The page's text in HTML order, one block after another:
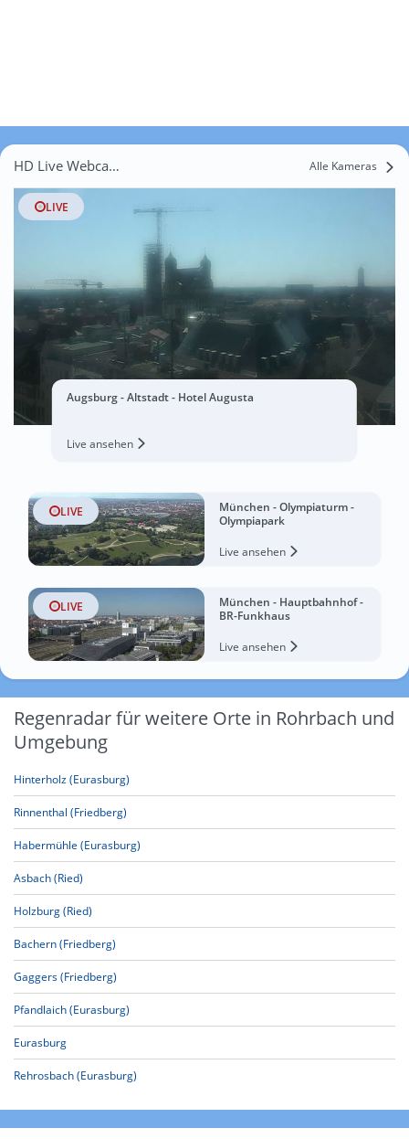
HD Live Webcams Rohrbach Alle Kameras
LIVE
Augsburg - Altstadt - Hotel Augusta
Live ansehen
LIVE
München - Olympiaturm -
Olympiapark
Live ansehen
LIVE
München - Hauptbahnhof -
BR-Funkhaus
Live ansehen
Regenradar für weitere Orte in Rohrbach und
Umgebung
Hinterholz (Eurasburg)
Rinnenthal (Friedberg)
Habermühle (Eurasburg)
Asbach (Ried)
Holzburg (Ried)
Bachern (Friedberg)
Gaggers (Friedberg)
Pfandlaich (Eurasburg)
Eurasburg
Rehrosbach (Eurasburg)